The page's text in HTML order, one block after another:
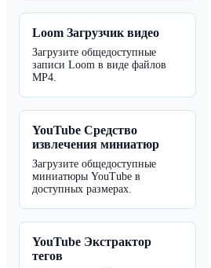
Loom Загрузчик видео
Загрузите общедоступные
записи Loom в виде файлов
MP4.
YouTube Средство
извлечения миниатюр
Загрузите общедоступные
миниатюры YouTube в
доступных размерах.
YouTube Экстрактор
тегов